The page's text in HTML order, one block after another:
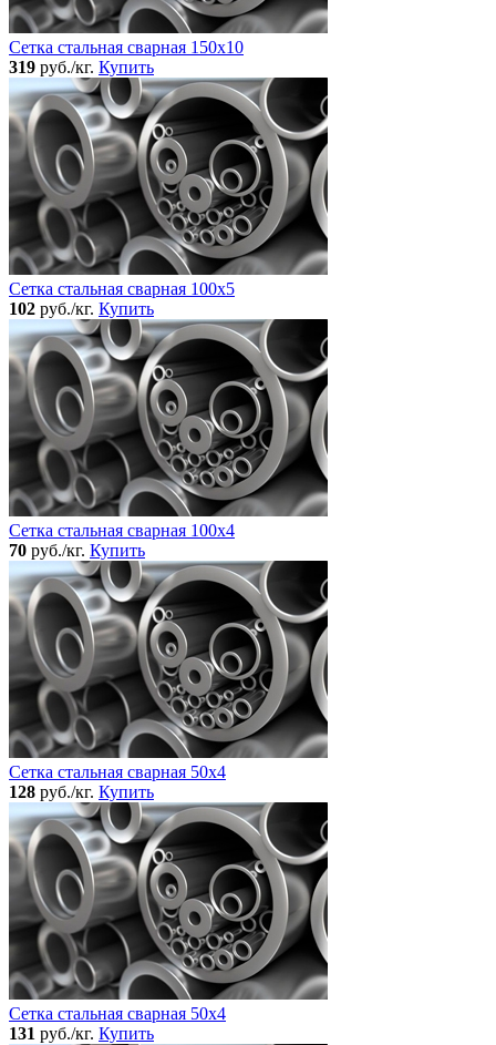
Сетка стальная сварная 150x10
319 руб./кг. Купить
Сетка стальная сварная 100x5
102 руб./кг. Купить
Сетка стальная сварная 100x4
70 руб./кг. Купить
Сетка стальная сварная 50x4
128 руб./кг. Купить
Сетка стальная сварная 50x4
131 руб./кг. Купить